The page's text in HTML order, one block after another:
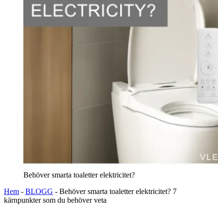
Behöver smarta toaletter elektricitet?
Hem - BLOGG - Behöver smarta toaletter elektricitet? 7
kärnpunkter som du behöver veta